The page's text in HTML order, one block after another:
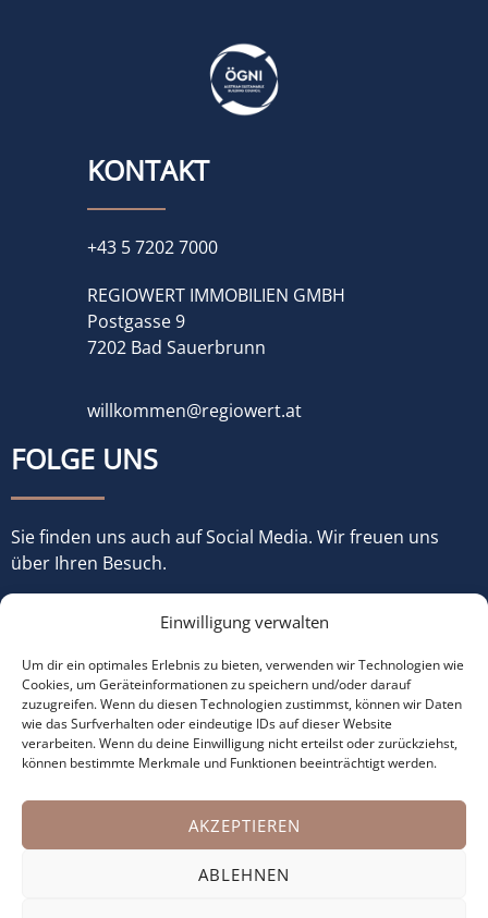
Einwilligung verwalten
Um dir ein optimales Erlebnis zu bieten, verwenden wir Technologien wie
Cookies, um Geräteinformationen zu speichern und/oder darauf
zuzugreifen. Wenn du diesen Technologien zustimmst, können wir Daten
wie das Surfverhalten oder eindeutige IDs auf dieser Website
verarbeiten. Wenn du deine Einwilligung nicht erteilst oder zurückziehst,
können bestimmte Merkmale und Funktionen beeinträchtigt werden.
AKZEPTIEREN
ABLEHNEN
KONTAKT
+43 5 7202 7000
REGIOWERT IMMOBILIEN GMBH
Postgasse 9
7202 Bad Sauerbrunn
willkommen@regiowert.at
FOLGE UNS
Sie finden uns auch auf Social Media. Wir freuen uns
über Ihren Besuch.